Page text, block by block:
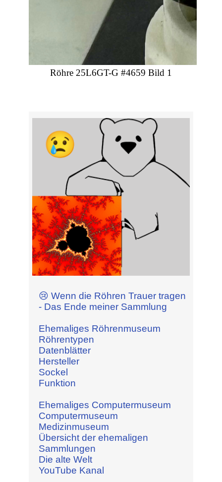
Röhre 25L6GT-G #4659 Bild 1
😢 Wenn die Röhren Trauer tragen
- Das Ende meiner Sammlung
Ehemaliges Röhrenmuseum
Röhrentypen
Datenblätter
Hersteller
Sockel
Funktion
Ehemaliges Computermuseum
Computermuseum
Medizinmuseum
Übersicht der ehemaligen
Sammlungen
Die alte Welt
YouTube Kanal